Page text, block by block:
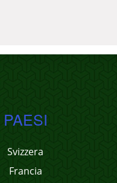
PAESI
Svizzera
Francia